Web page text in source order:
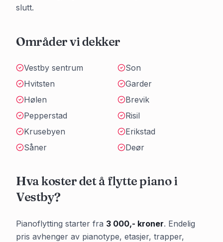
slutt.
Områder vi dekker
Vestby sentrum
Son
Hvitsten
Garder
Hølen
Brevik
Pepperstad
Risil
Krusebyen
Erikstad
Såner
Deør
Hva koster det å flytte piano i
Vestby?
Pianoflytting starter fra 3 000,- kroner. Endelig
pris avhenger av pianotype, etasjer, trapper,